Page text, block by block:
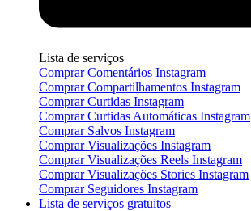
Lista de serviços
Comprar Comentários Instagram
Comprar Compartilhamentos Instagram
Comprar Curtidas Instagram
Comprar Curtidas Automáticas Instagram
Comprar Salvos Instagram
Comprar Visualizações Instagram
Comprar Visualizações Reels Instagram
Comprar Visualizações Stories Instagram
Comprar Seguidores Instagram
Lista de serviços gratuitos